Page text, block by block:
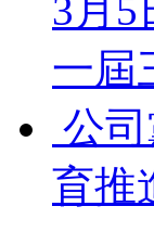
3月5
一屆
公
育推